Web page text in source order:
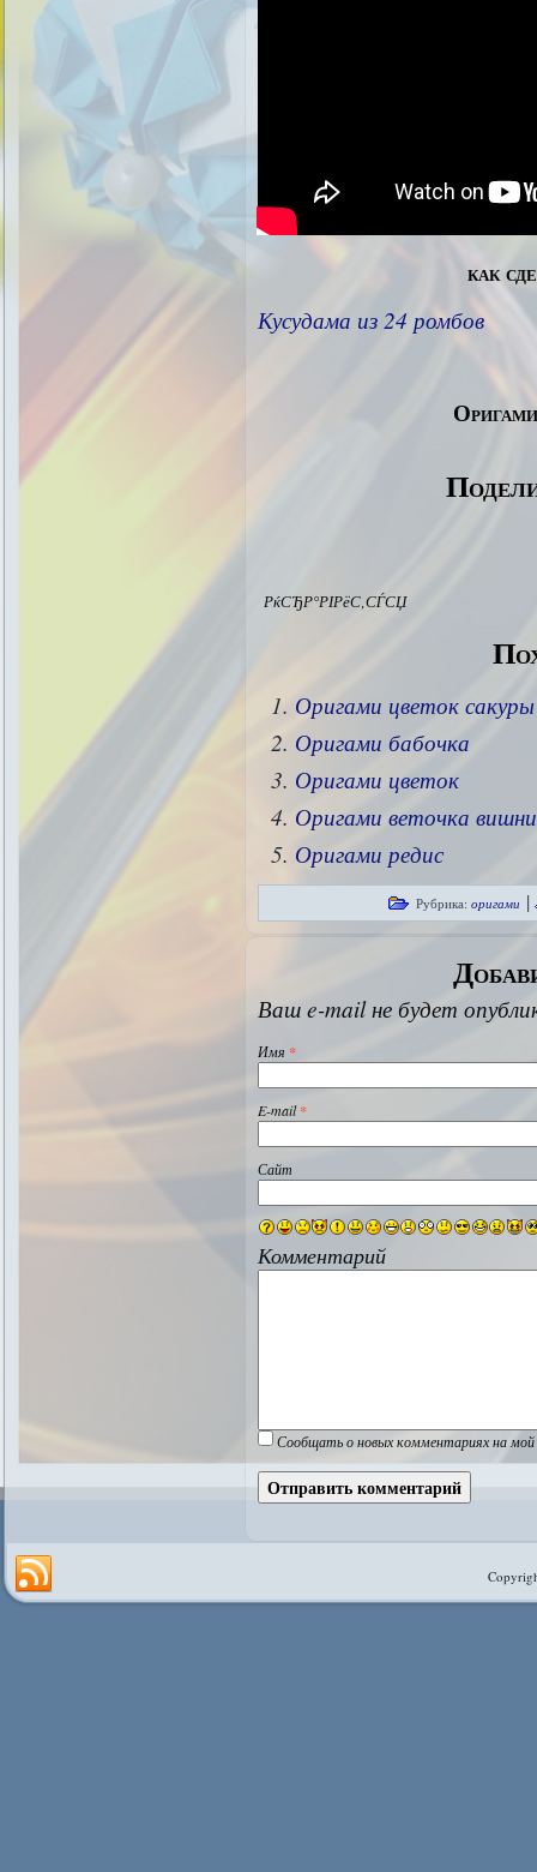
как
Кусудама из 24 ромбов
РќСЂР°РІРёС‚СЃСЏ
Оригами цветок сакуры
Оригами бабочка
Оригами цветок
Оригами веточка вишни
Оригами редис
Рубрика: оригами |
Ваш e-mail не будет
Имя *
E-mail*
Сайт
Комментарий
Сообщать о новых комментариях на мой